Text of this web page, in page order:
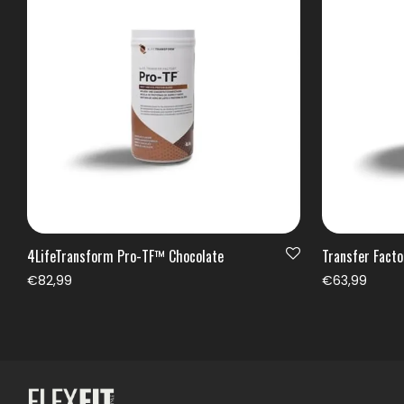
4LifeTransform Pro-TF™ Chocolate
€82,99
Transfer
€63,99